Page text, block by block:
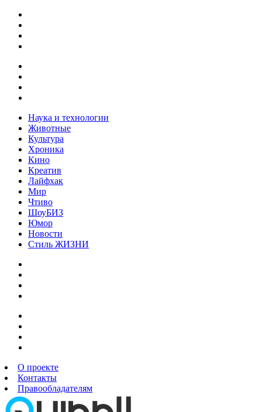
Наука и технологии
Животные
Культура
Хроника
Кино
Креатив
Лайфхак
Мир
Чтиво
ШоуБИЗ
Юмор
Новости
Стиль ЖИЗНИ
О проекте
Контакты
Правообладателям